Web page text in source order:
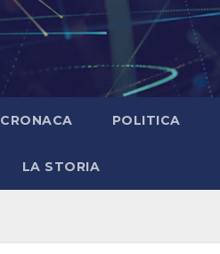
CRONACA POLITICA
LA STORIA